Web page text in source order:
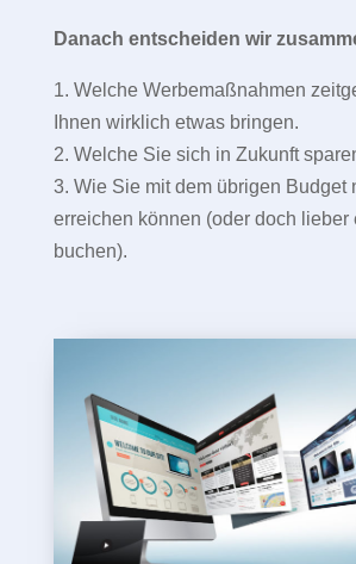
Danach entscheiden wir
1. Welche Werbemaßnahmen
Ihnen wirklich etwas bringen.
2. Welche Sie sich in Zukunft
3. Wie Sie mit dem übrigen Budget
erreichen können (oder doch lieber
buchen).